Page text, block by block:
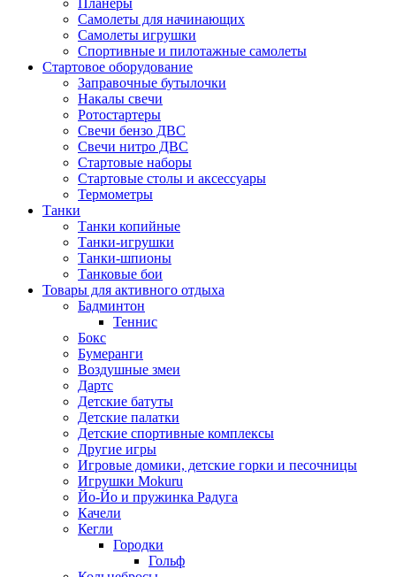
Планеры
Самолеты для начинающих
Самолеты игрушки
Спортивные и пилотажные самолеты
Стартовое оборудование
Заправочные бутылочки
Накалы свечи
Ротостартеры
Свечи бензо ДВС
Свечи нитро ДВС
Стартовые наборы
Стартовые столы и аксессуары
Термометры
Танки
Танки копийные
Танки-игрушки
Танки-шпионы
Танковые бои
Товары для активного отдыха
Бадминтон
Теннис
Бокс
Бумеранги
Воздушные змеи
Дартс
Детские батуты
Детские палатки
Детские спортивные комплексы
Другие игры
Игровые домики, детские горки и песочницы
Игрушки Mokuru
Йо-Йо и пружинка Радуга
Качели
Кегли
Городки
Гольф